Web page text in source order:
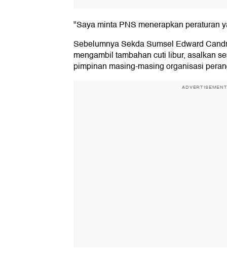
"Saya minta PNS menerapkan peraturan
Sebelumnya Sekda Sumsel Edward
mengambil tambahan cuti libur, asalkan
pimpinan masing-masing organisasi
ADVERTISEMENT